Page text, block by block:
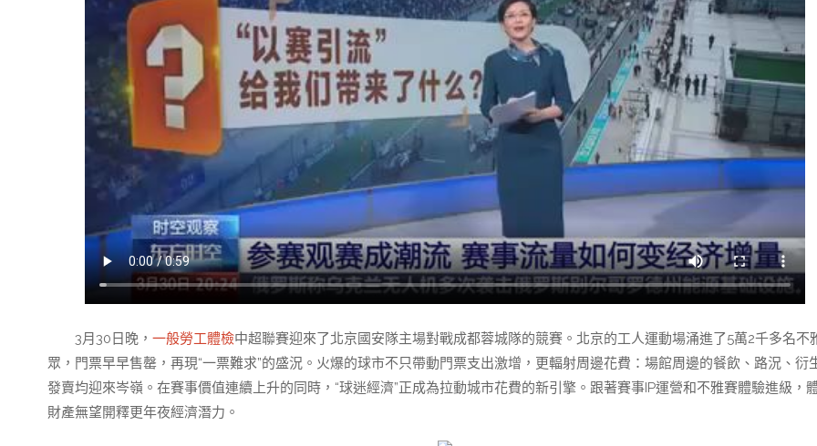
3月30日晚， 一般勞工體檢中超聯賽迎來了北京國安隊主場對戰成都蓉城隊的競賽。北京的工人運動場涌進了5萬2千多名不
眾，門票早早售罄，再現“一票難求”的盛況。火爆的球市不只帶動門票支出激增，更輻射周邊花費：場館周邊的餐飲、路況、衍
發賣均迎來岑嶺。在賽事價值連續上升的同時，“球迷經濟”正成為拉動城市花費的新引擎。跟著賽事IP運營和不雅賽體驗進級，
財產無望開釋更年夜經濟潛力。